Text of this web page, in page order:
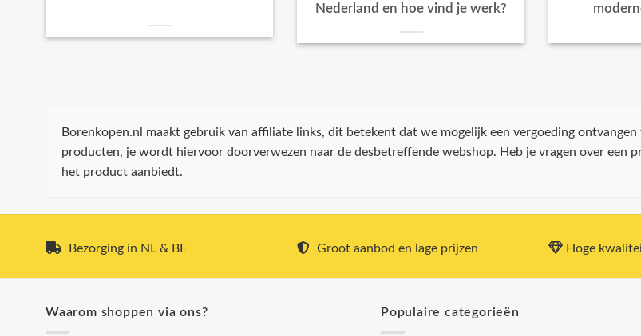
Nederland en hoe vind je werk?
Borenkopen.nl maakt gebruik van affiliate links, dit betekent dat we mogelijk een vergoeding
producten, je wordt hiervoor doorverwezen naar de desbetreffende webshop. Heb je vragen over een
het product aanbiedt.
Bezorging in NL & BE Groot aanbod en lage prijzen Hoge
Waarom shoppen via ons? Populaire categorieën